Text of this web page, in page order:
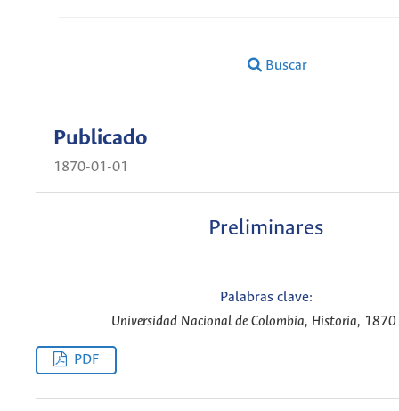
Buscar
Publicado
1870-01-01
Preliminares
Palabras clave:
Universidad Nacional de Colombia, Historia, 1870
PDF